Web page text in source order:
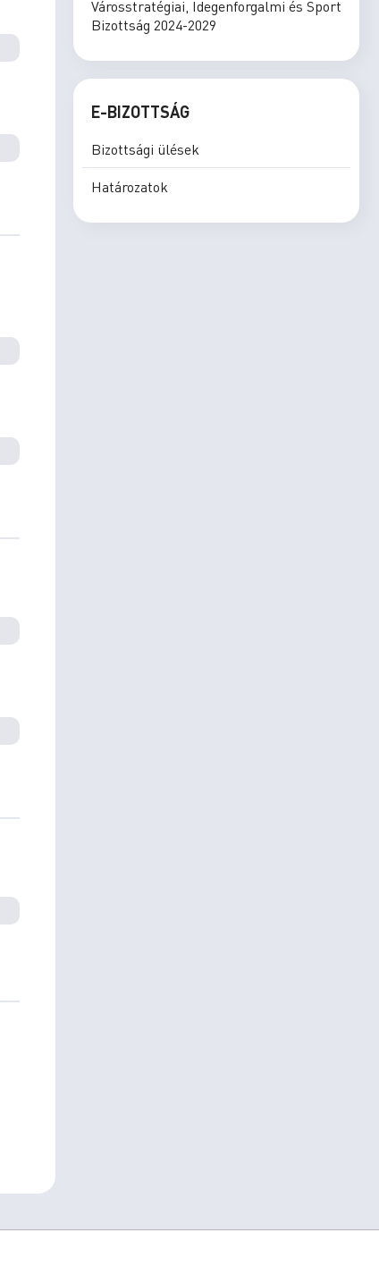
Városstratégiai, Idegenforgalmi és Sport
Bizottság 2024-2029
E-BIZOTTSÁG
Bizottsági ülések
Határozatok